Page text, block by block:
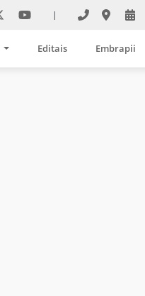
|
Editais Embrapii